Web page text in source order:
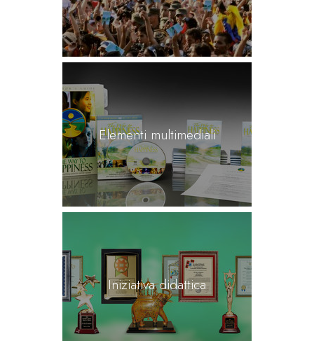
Elementi multimediali
Iniziativa didattica